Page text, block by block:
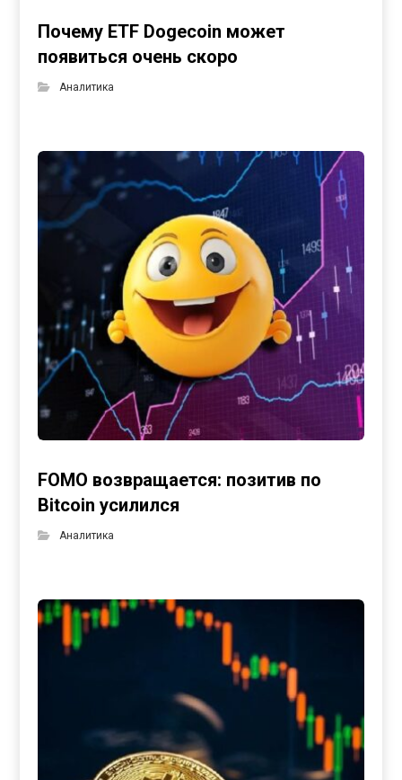
Почему ETF Dogecoin может
появиться очень скоро
Аналитика
FOMO возвращается: позитив по
Bitcoin усилился
Аналитика